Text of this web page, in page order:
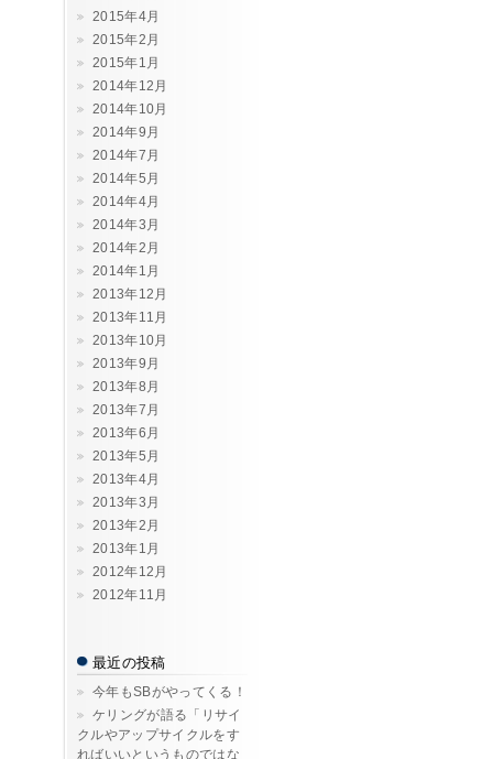
2015年4月
2015年2月
2015年1月
2014年12月
2014年10月
2014年9月
2014年7月
2014年5月
2014年4月
2014年3月
2014年2月
2014年1月
2013年12月
2013年11月
2013年10月
2013年9月
2013年8月
2013年7月
2013年6月
2013年5月
2013年4月
2013年3月
2013年2月
2013年1月
2012年12月
2012年11月
最近の投稿
今年もSBがやってくる！
ケリングが語る「リサイ
クルやアップサイクルをす
ればいいというものではな